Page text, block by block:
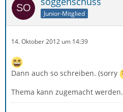
Junior-Mitglied
14. Oktober 2012 um 14:39
Dann auch so schreiben. (sorry
Thema kann zugemacht werden.